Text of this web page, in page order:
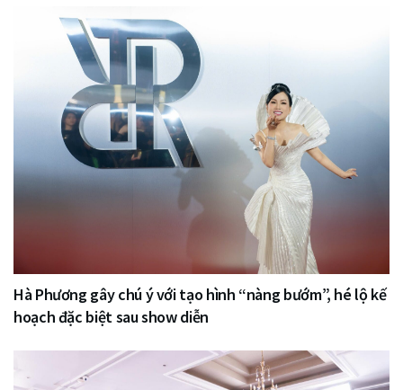
Hà Phương gây chú ý với tạo hình “nàng bướm”, hé lộ kế
hoạch đặc biệt sau show diễn